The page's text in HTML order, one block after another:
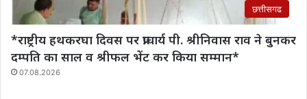
छत्तीसगढ
*राष्ट्रीय हथकरघा दिवस पर प्राचार्य पी. श्रीनिवास राव‌ ने बुनकर
दम्पति का साल व श्रीफल भेंट कर किया सम्मान*
07.08.2026